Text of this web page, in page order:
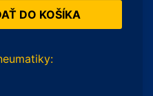
DO KOŠÍKA